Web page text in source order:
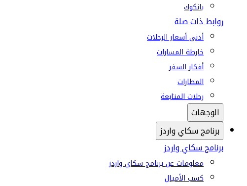
بانكوك
روابط ذات صلة
أدنى أسعار الرحلات
خارطة المسارات
أفكار السفر
المطارات
رحلات المتابعة
الوجهات
برنامج سكاي واردز
برنامج سكاي واردز
معلومات عن برنامج سكاي واردز
كسب الأميال